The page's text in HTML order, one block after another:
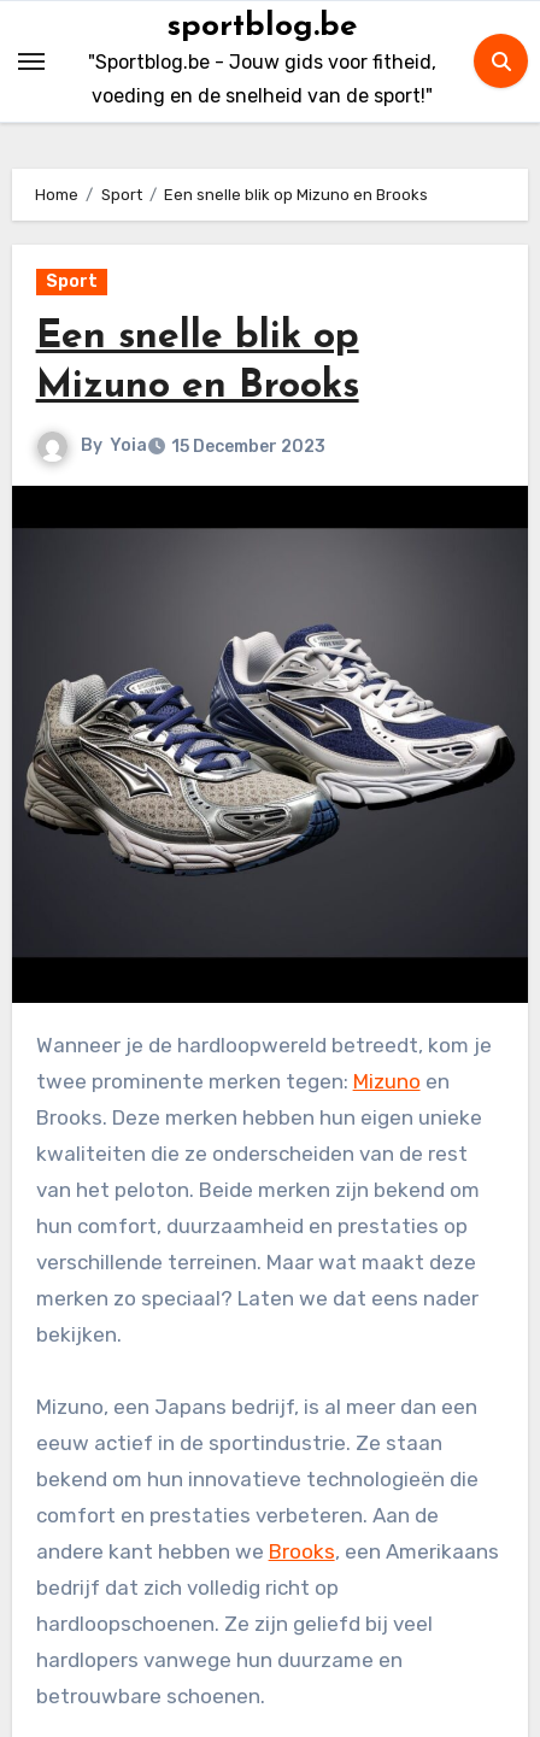
sportblog.be
"Sportblog.be - Jouw gids voor fitheid,
voeding en de snelheid van de sport!"
Home Sport Een snelle blik op Mizuno en Brooks
Sport
Een snelle blik op
Mizuno en Brooks
By Yoia 15 December 2023
Wanneer je de hardloopwereld betreedt, kom je
twee prominente merken tegen: Mizuno en
Brooks. Deze merken hebben hun eigen unieke
kwaliteiten die ze onderscheiden van de rest
van het peloton. Beide merken zijn bekend om
hun comfort, duurzaamheid en prestaties op
verschillende terreinen. Maar wat maakt deze
merken zo speciaal? Laten we dat eens nader
bekijken.
Mizuno, een Japans bedrijf, is al meer dan een
eeuw actief in de sportindustrie. Ze staan
bekend om hun innovatieve technologieën die
comfort en prestaties verbeteren. Aan de
andere kant hebben we Brooks, een Amerikaans
bedrijf dat zich volledig richt op
hardloopschoenen. Ze zijn geliefd bij veel
hardlopers vanwege hun duurzame en
betrouwbare schoenen.